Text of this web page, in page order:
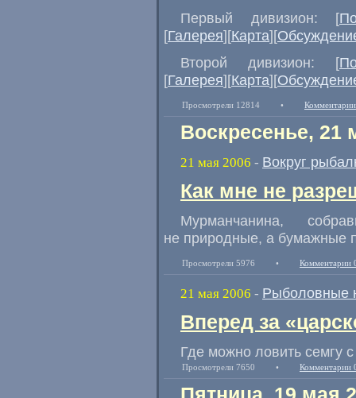
Первый дивизион: [
[Галерея][Карта][
Второй дивизион: [
[Галерея][Карта][
Просмотрели 12814 •
Воскресенье, 21
21 мая 2006 - Вокруг
Как мне не
Мурманчанина,
не природные, а бумажные
Просмотрели 5976 • Комментарии
21 мая 2006 - Рыболовные
Вперед за
Где можно ловить семгу
Просмотрели 7650 • Комментарии